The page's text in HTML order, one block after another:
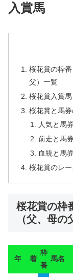
入賞馬
桜花賞の枠
父）一覧
桜花賞入賞
桜花賞と馬券
人気と馬券
前走と馬券
血統と馬券
桜花賞のレ
桜花賞の枠
（父、母の
年 着
枠
番
馬名